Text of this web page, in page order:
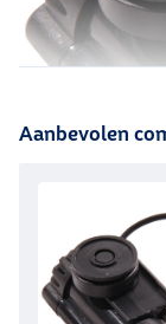
Aanbevolen